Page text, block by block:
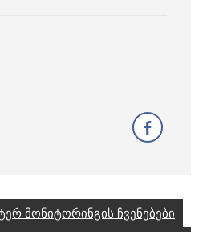
მონიტორინგის ჩვენებები